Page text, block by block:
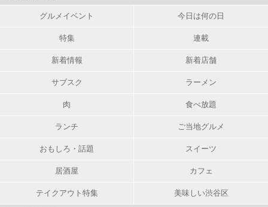
グルメイベント 今日は何の日
特集 連載
新着情報 新着店舗
サブスク ラーメン
肉 食べ放題
ランチ ご当地グルメ
おもしろ・話題 スイーツ
居酒屋 カフェ
テイクアウト特集 美味しい渋谷区